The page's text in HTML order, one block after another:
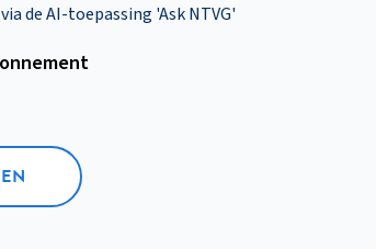
de AI-toepassing 'Ask NTVG'